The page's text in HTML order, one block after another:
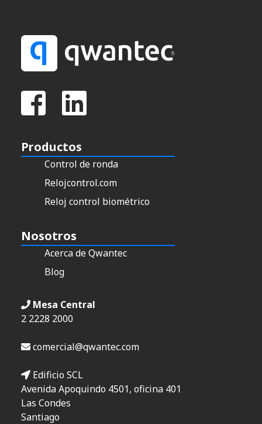
Productos
Control de ronda
Relojcontrol.com
Reloj control biométrico
Nosotros
Acerca de Qwantec
Blog
Mesa Central
2 2228 2000
comercial@qwantec.com
Edificio SCL
Avenida Apoquindo 4501, oficina 401
Las Condes
Santiago